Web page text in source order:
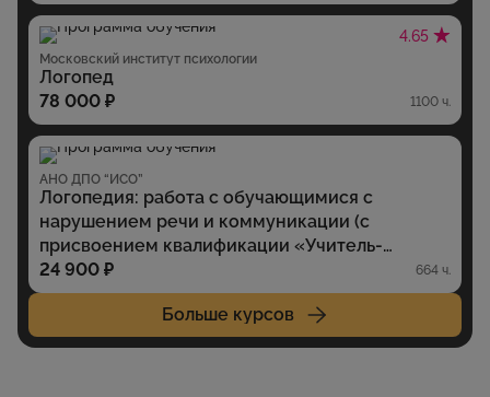
4.65
Московский институт психологии
Логопед
78 000 ₽
1100 ч.
АНО ДПО “ИСО”
Логопедия: работа с обучающимися с
нарушением речи и коммуникации (с
присвоением квалификации «Учитель-
логопед» (профиль: нарушение речи и
коммуникации)
24 900 ₽ 664 ч.
Больше курсов